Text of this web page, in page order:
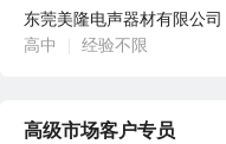
东莞美隆电声器材有限公司
高中
经验不限
高级市场客户专员